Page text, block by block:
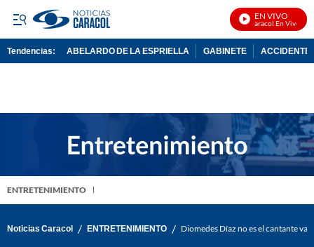
EN VIVO
Noticias Caracol En Vivo
Tendencias: ABELARDO DE LA ESPRIELLA GABINETE ACCIDENTE
ENTRETENIMIENTO
Noticias Caracol / ENTRETENIMIENTO / Diomedes Díaz no es el cantante